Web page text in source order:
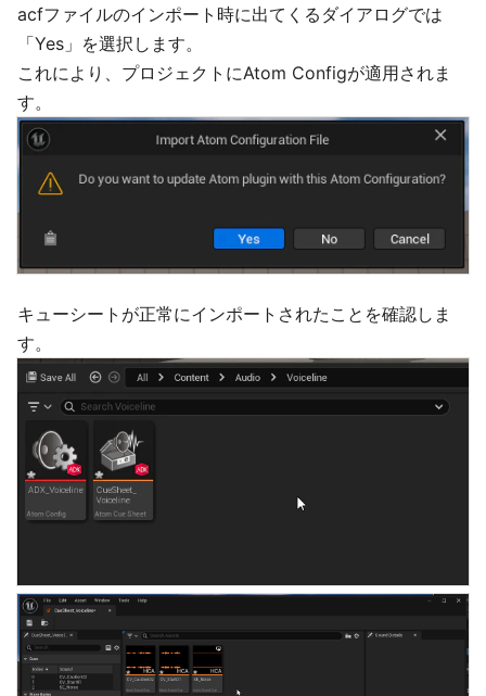
acfファイルのインポート時に出てくるダイアログでは
「Yes」を選択します。
これにより、プロジェクトにAtom Configが適用されま
す。
キューシートが正常にインポートされたことを確認しま
す。